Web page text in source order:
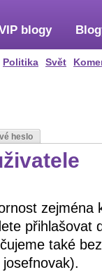
Politika Svět
blogy
heslo
zejména
přihlašovat
také